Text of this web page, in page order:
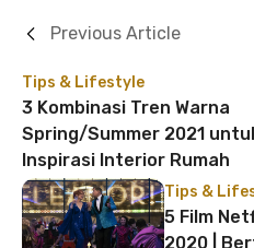
Tips & Lifestyle
3 Kombinasi Tren Warna
Spring/Summer 2021
Inspirasi Interior Rumah
Previous Article
Tips &
5 Film
2020 |